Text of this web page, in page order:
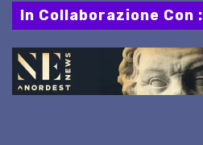
In Collaborazione Con :